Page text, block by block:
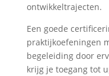
ontwikkeltrajecten.
Een goede
praktijkoefeningen
begeleiding door
krijg je toegang tot